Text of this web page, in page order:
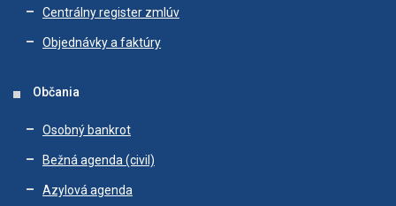
Centrálny register zmlúv
Objednávky a faktúry
Občania
Osobný bankrot
Bežná agenda (civil)
Azylová agenda